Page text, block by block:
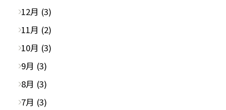
12月 (3)
11月 (2)
10月 (3)
9月 (3)
8月 (3)
7月 (3)